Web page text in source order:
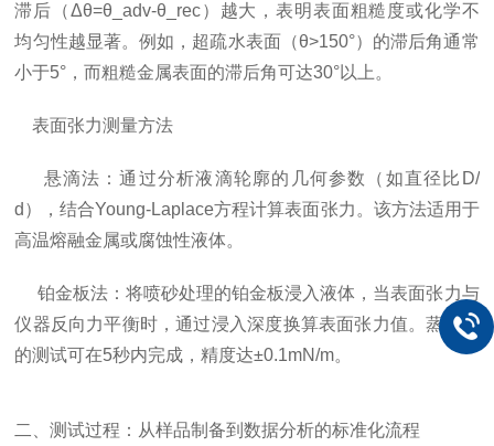
滞后（Δθ=θ_adv-θ_rec）越大，表明表面粗糙度或化学不
均匀性越显著。例如，超疏水表面（θ>150°）的滞后角通常
小于5°，而粗糙金属表面的滞后角可达30°以上。
表面张力测量方法
悬滴法：通过分析液滴轮廓的几何参数（如直径比D/
d），结合Young-Laplace方程计算表面张力。该方法适用于
高温熔融金属或腐蚀性液体。
铂金板法：将喷砂处理的铂金板浸入液体，当表面张力与
仪器反向力平衡时，通过浸入深度换算表面张力值。蒸馏水
的测试可在5秒内完成，精度达±0.1mN/m。
二、测试过程：从样品制备到数据分析的标准化流程